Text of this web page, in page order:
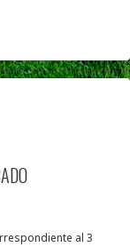
al 3